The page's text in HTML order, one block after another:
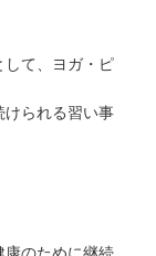
て、ヨガ・ピ
けられる習い事